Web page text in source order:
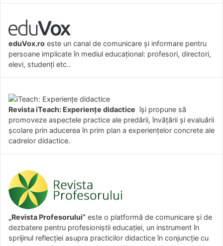
eduVox.ro este un canal de comunicare și informare pentru
persoane implicate în mediul educațional: profesori, directori,
elevi, studenți etc..
Revista iTeach: Experienţe didactice îşi propune să
promoveze aspectele practice ale predării, învăţării şi evaluării
şcolare prin aducerea în prim plan a experienţelor concrete ale
cadrelor didactice.
„Revista Profesorului” este o platformă de comunicare și de
dezbatere pentru profesioniștii educației, un instrument în
sprijinul reflecției asupra practicilor didactice în conjuncție cu